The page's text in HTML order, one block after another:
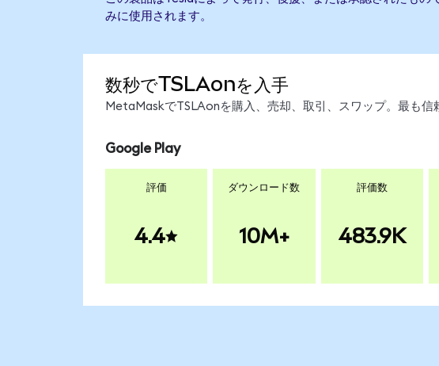
みに使用されます。
数秒でTSLAonを入手
MetaMaskでTSLAonを購入、売却、取引、スワップ。最も信
Google Play
評価
4.4
ダウンロード数
10M+
評価数
483.9K